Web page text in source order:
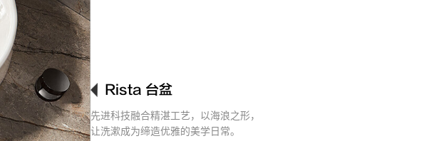
Rista 台盆
先进科技融合精湛工艺，以海浪之形，
让洗漱成为缔造优雅的美学日常。